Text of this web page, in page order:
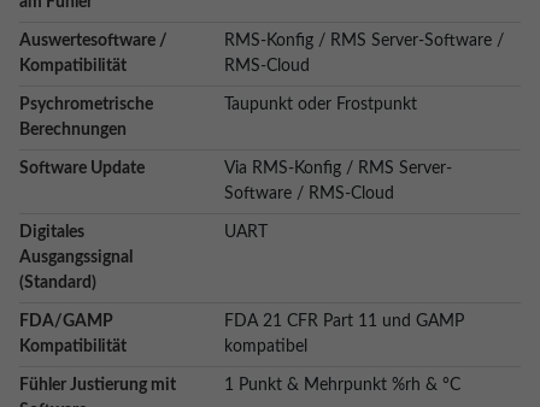
Auswertesoftware /
Kompatibilität
RMS-Konfig / RMS Server-Software /
RMS-Cloud
Psychrometrische
Berechnungen
Taupunkt oder Frostpunkt
Software Update
Via RMS-Konfig / RMS Server-
Software / RMS-Cloud
Digitales
Ausgangssignal
(Standard)
UART
FDA/GAMP
Kompatibilität
FDA 21 CFR Part 11 und GAMP
kompatibel
Fühler Justierung mit
1 Punkt & Mehrpunkt %rh & °C